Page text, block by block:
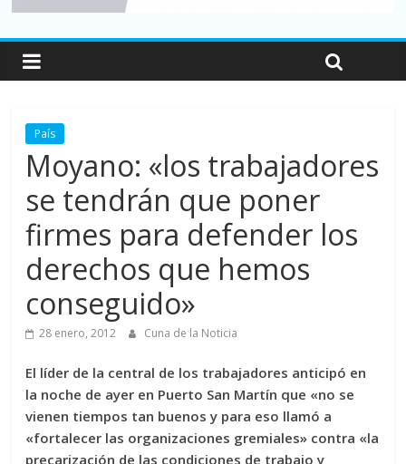
País
Moyano: «los trabajadores
se tendrán que poner
firmes para defender los
derechos que hemos
conseguido»
28 enero, 2012 Cuna de la Noticia
El líder de la central de los trabajadores anticipó en
la noche de ayer en Puerto San Martín que «no se
vienen tiempos tan buenos y para eso llamó a
«fortalecer las organizaciones gremiales» contra «la
precarización de las condiciones de trabajo y